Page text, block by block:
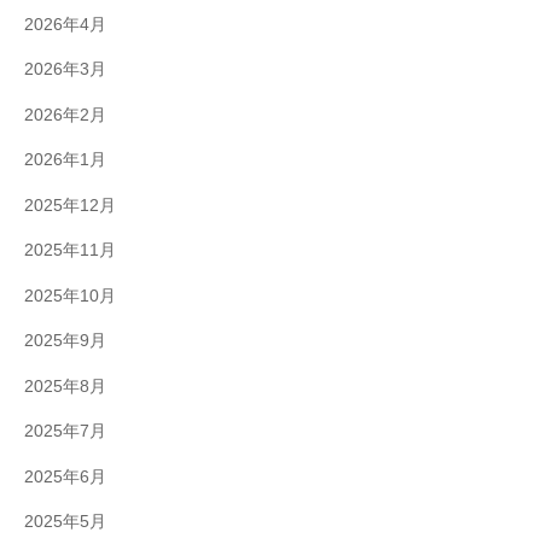
2026年4月
2026年3月
2026年2月
2026年1月
2025年12月
2025年11月
2025年10月
2025年9月
2025年8月
2025年7月
2025年6月
2025年5月